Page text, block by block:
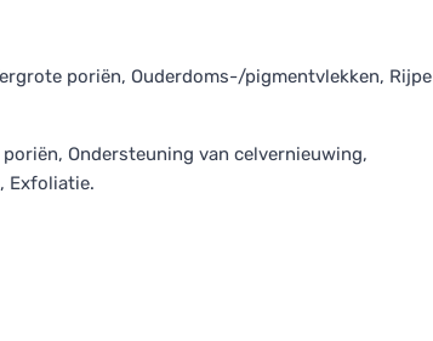
poriën, Ouderdoms-/pigmentvlekken, Rijpe
Ondersteuning van celvernieuwing,
Exfoliatie.